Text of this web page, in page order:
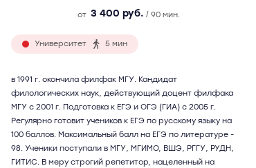
от 3 400 руб. / 90 мин.
Университет 5 мин
в 1991 г. окончила филфак МГУ. Кандидат
филологических наук, действующий доцент филфака
МГУ с 2001 г. Подготовка к ЕГЭ и ОГЭ (ГИА) с 2005 г.
Регулярно готовит учеников к ЕГЭ по русскому языку на
100 баллов. Максимальный балл на ЕГЭ по литературе -
98. Ученики поступали в МГУ, МГИМО, ВШЭ, РГГУ, РУДН,
ГИТИС. В меру строгий репетитор, нацеленный на